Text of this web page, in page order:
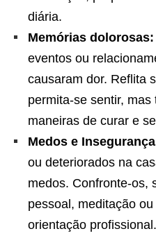
diária.
Memórias dolorosas:
eventos ou
causaram dor. Reflita
permita-se sentir,
maneiras de curar e
Medos e
ou deteriorados na
medos. Confronte-os,
pessoal, meditação
orientação profissional.